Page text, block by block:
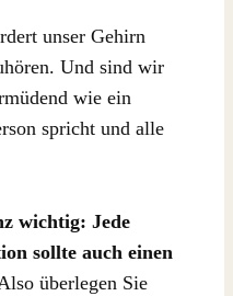
unser Gehirn
Und sind wir
wie ein
spricht und alle
wichtig: Jede
sollte auch einen
überlegen Sie